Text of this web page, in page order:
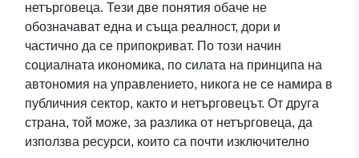
нетърговеца. Тези две понятия обаче не
обозначават една и съща реалност, дори и
частично да се припокриват. По този начин
социалната икономика, по силата на принципа на
автономия на управлението, никога не се намира в
публичния сектор, както и нетърговецът. От друга
страна, той може, за разлика от нетърговеца, да
използва ресурси, които са почти изключително